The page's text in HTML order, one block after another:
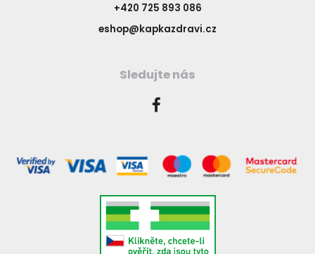
+420 725 893 086
eshop@kapkazdravi.cz
Sledujte nás